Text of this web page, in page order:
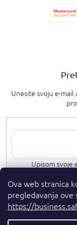
Ova web stranica
pregledavanja
https://
Unesite svoju e-mail
Upisom svoje